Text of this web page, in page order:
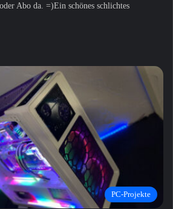
Abo da. =)Ein schönes schlichtes
PC-Projekte